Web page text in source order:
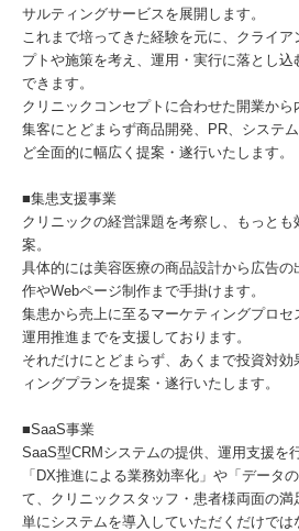
サルティングサービスを展開します。
これまで培ってきた経験を元に、クライ
プトや施策を考え、運用・実行に落とし
できます。
クリニックコンセプトに合わせた開業から
集客にとどまらず商品開発、PR、システ
ど全面的に幅広く提案・遂行いたします。
■集患支援事業
クリニックの経営課題を考察し、もっと
案。
具体的には美容医療の商品設計から広告の
作やWebページ制作まで手掛けます。
集患から売上に至るマーケティングプロセ
運用推進までを支援しております。
それだけにとどまらず、あくまで投資対
ィングプランを提案・遂行いたします。
■SaaS事業
SaaS型CRMシステムの提供、運用支援を
「DX推進による業務効率化」や「データ
て、クリニックスタッフ・患者様両面の満
単にシステムを導入していただくだけで